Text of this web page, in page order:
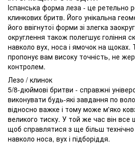
Іспанська форма леза - це ретельно
клинкових бритв. Його унікальна
його ввігнутої форми зі злегка
округлення також полегшує гоління
навколо вух, носа і ямочок на щоках.
пропонує вам високу точність, не
контролем.
Лезо / клинок
5/8-дюймові бритви - справжні
виконувати будь-які завдання по
відносно важке і тому може м'яко
великого тиску. У той же час він
щоб справлятися з ще більш
навколо носа, вух і підборіддя.